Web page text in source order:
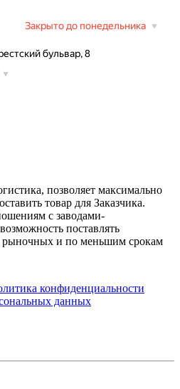
позволяет максимально
товар для Заказчика.
с заводами-
поставлять
и по меньшим срокам
конфиденциальности
данных